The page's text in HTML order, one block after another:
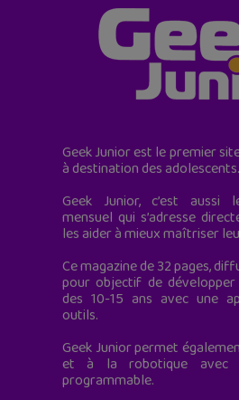
Geek Junior est le premier
à destination des adolescents.
Geek Junior, c’est aussi
mensuel qui s’adresse
les aider à mieux maîtriser
Ce magazine de 32 pages,
pour objectif de
des 10-15 ans avec une
outils.
Geek Junior permet
et à la robotique avec
programmable.